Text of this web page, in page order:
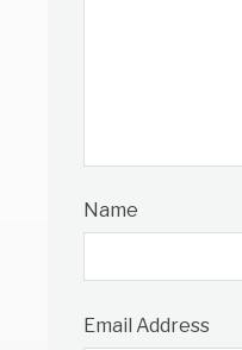
Name
Email Address